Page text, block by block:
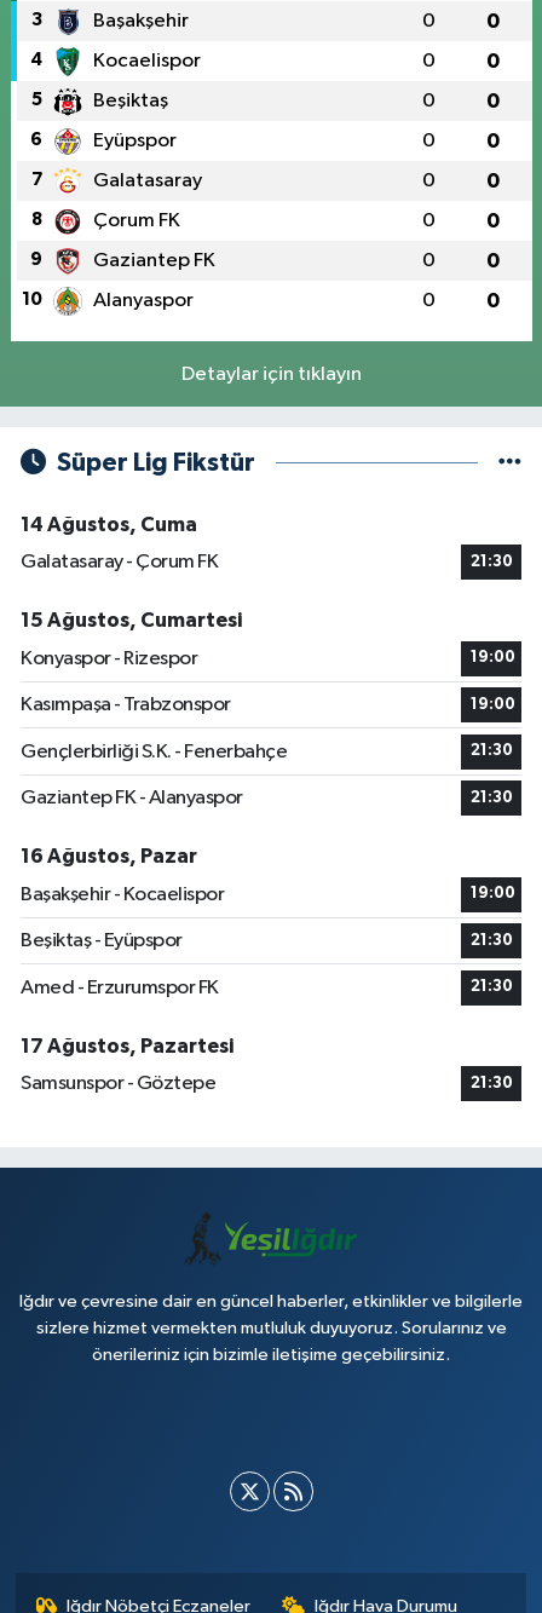
3 Başakşehir 0 0
4 Kocaelispor 0 0
5 Beşiktaş 0 0
6 Eyüpspor 0 0
7 Galatasaray 0 0
8 Çorum FK 0 0
9 Gaziantep FK 0 0
10 Alanyaspor 0 0
Detaylar için tıklayın
Süper Lig Fikstür
14 Ağustos, Cuma
Galatasaray - Çorum FK
21:30
15 Ağustos, Cumartesi
Konyaspor - Rizespor
19:00
Kasımpaşa - Trabzonspor 19:00
Gençlerbirliği S.K. - Fenerbahçe 21:30
Gaziantep FK - Alanyaspor 21:30
16 Ağustos, Pazar
Başakşehir - Kocaelispor
19:00
Beşiktaş - Eyüpspor 21:30
Amed - Erzurumspor FK 21:30
17 Ağustos, Pazartesi
Samsunspor - Göztepe
21:30
Iğdır ve çevresine dair en güncel haberler, etkinlikler ve bilgilerle
sizlere hizmet vermekten mutluluk duyuyoruz. Sorularınız ve
önerileriniz için bizimle iletişime geçebilirsiniz.
Iğdır Nöbetçi Eczaneler Iğdır Hava Durumu